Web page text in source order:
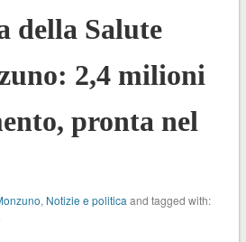
della Salute
2,4 milioni
pronta nel
, Notizie e politica and tagged with: